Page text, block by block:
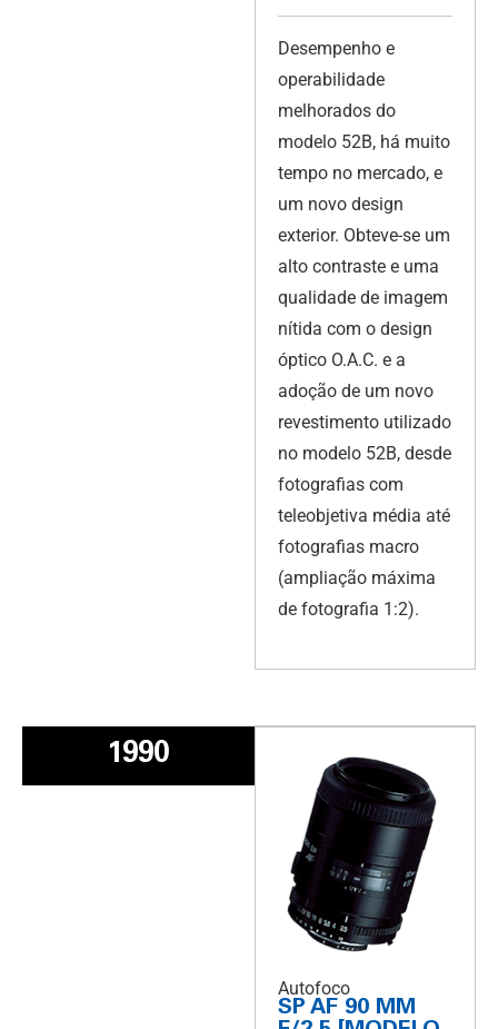
Desempenho e
operabilidade
melhorados do
modelo 52B, há muito
tempo no mercado, e
um novo design
exterior. Obteve-se um
alto contraste e uma
qualidade de imagem
nítida com o design
óptico O.A.C. e a
adoção de um novo
revestimento utilizado
no modelo 52B, desde
fotografias com
teleobjetiva média até
fotografias macro
(ampliação máxima
de fotografia 1:2).
1990
Autofoco
SP AF 90 MM